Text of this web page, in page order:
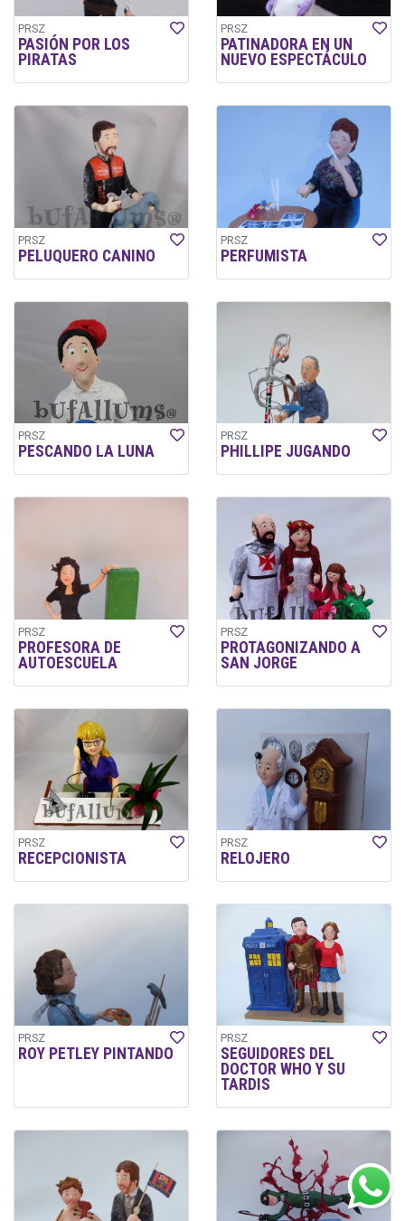
PRSZ
PASIÓN POR LOS
PIRATAS
PRSZ
PATINADORA EN UN
NUEVO ESPECTÁCULO
PRSZ
PELUQUERO CANINO
PRSZ
PERFUMISTA
PRSZ
PESCANDO LA LUNA
PRSZ
PHILLIPE JUGANDO
PRSZ
PROFESORA DE
AUTOESCUELA
PRSZ
PROTAGONIZANDO A
SAN JORGE
PRSZ
RECEPCIONISTA
PRSZ
RELOJERO
PRSZ
ROY PETLEY PINTANDO
PRSZ
SEGUIDORES DEL
DOCTOR WHO Y SU
TARDIS